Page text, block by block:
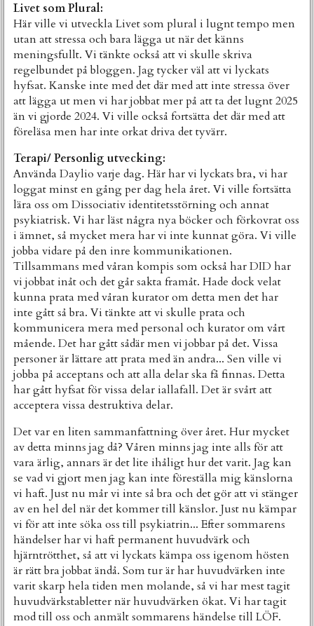
Livet som Plural:
Här ville vi utveckla Livet som plural i lugnt tempo men
utan att stressa och bara lägga ut när det känns
meningsfullt. Vi tänkte också att vi skulle skriva
regelbundet på bloggen. Jag tycker väl att vi lyckats
hyfsat. Kanske inte med det där med att inte stressa över
att lägga ut men vi har jobbat mer på att ta det lugnt 2025
än vi gjorde 2024. Vi ville också fortsätta det där med att
föreläsa men har inte orkat driva det tyvärr.
Terapi/ Personlig utvecking:
Använda Daylio varje dag. Här har vi lyckats bra, vi har
loggat minst en gång per dag hela året. Vi ville fortsätta
lära oss om Dissociativ identitetsstörning och annat
psykiatrisk. Vi har läst några nya böcker och förkovrat oss
i ämnet, så mycket mera har vi inte kunnat göra. Vi ville
jobba vidare på den inre kommunikationen.
Tillsammans med våran kompis som också har DID har
vi jobbat inåt och det går sakta framåt. Hade dock velat
kunna prata med våran kurator om detta men det har
inte gått så bra. Vi tänkte att vi skulle prata och
kommunicera mera med personal och kurator om vårt
mående. Det har gått sådär men vi jobbar på det. Vissa
personer är lättare att prata med än andra... Sen ville vi
jobba på acceptans och att alla delar ska få finnas. Detta
har gått hyfsat för vissa delar iallafall. Det är svårt att
acceptera vissa destruktiva delar.
Det var en liten sammanfattning över året. Hur mycket
av detta minns jag då? Våren minns jag inte alls för att
vara ärlig, annars är det lite ihåligt hur det varit. Jag kan
se vad vi gjort men jag kan inte föreställa mig känslorna
vi haft. Just nu mår vi inte så bra och det gör att vi stänger
av en hel del när det kommer till känslor. Just nu kämpar
vi för att inte söka oss till psykiatrin... Efter sommarens
händelser har vi haft permanent huvudvärk och
hjärntrötthet, så att vi lyckats kämpa oss igenom hösten
är rätt bra jobbat ändå. Som tur är har huvudvärken inte
varit skarp hela tiden men molande, så vi har mest tagit
huvudvärkstabletter när huvudvärken ökat. Vi har tagit
mod till oss och anmält sommarens händelse till LÖF.